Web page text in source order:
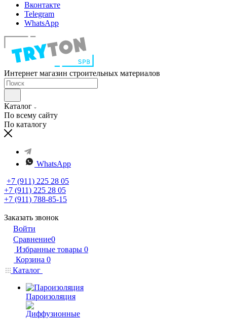
Вконтакте
Telegram
WhatsApp
Интернет магазин строительных материалов
Каталог
По всему сайту
По каталогу
WhatsApp
+7 (911) 225 28 05
+7 (911) 225 28 05
+7 (911) 788-85-15
Заказать звонок
Войти
Сравнение0
Избранные товары 0
Корзина 0
Каталог
Пароизоляция